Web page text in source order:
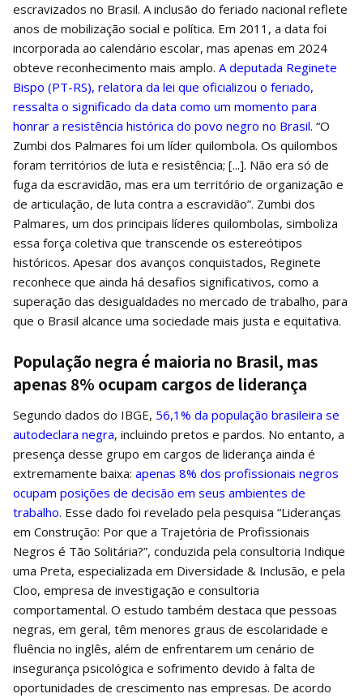
escravizados no Brasil. A inclusão do feriado nacional reflete
anos de mobilização social e política. Em 2011, a data foi
incorporada ao calendário escolar, mas apenas em 2024
obteve reconhecimento mais amplo. A deputada Reginete
Bispo (PT-RS), relatora da lei que oficializou o feriado,
ressalta o significado da data como um momento para
honrar a resistência histórica do povo negro no Brasil. “O
Zumbi dos Palmares foi um líder quilombola. Os quilombos
foram territórios de luta e resistência; [...]. Não era só de
fuga da escravidão, mas era um território de organização e
de articulação, de luta contra a escravidão”. Zumbi dos
Palmares, um dos principais líderes quilombolas, simboliza
essa força coletiva que transcende os estereótipos
históricos. Apesar dos avanços conquistados, Reginete
reconhece que ainda há desafios significativos, como a
superação das desigualdades no mercado de trabalho, para
que o Brasil alcance uma sociedade mais justa e equitativa.
População negra é maioria no Brasil, mas
apenas 8% ocupam cargos de liderança
Segundo dados do IBGE, 56,1% da população brasileira se
autodeclara negra, incluindo pretos e pardos. No entanto, a
presença desse grupo em cargos de liderança ainda é
extremamente baixa: apenas 8% dos profissionais negros
ocupam posições de decisão em seus ambientes de
trabalho. Esse dado foi revelado pela pesquisa “Lideranças
em Construção: Por que a Trajetória de Profissionais
Negros é Tão Solitária?”, conduzida pela consultoria Indique
uma Preta, especializada em Diversidade & Inclusão, e pela
Cloo, empresa de investigação e consultoria
comportamental. O estudo também destaca que pessoas
negras, em geral, têm menores graus de escolaridade e
fluência no inglês, além de enfrentarem um cenário de
insegurança psicológica e sofrimento devido à falta de
oportunidades de crescimento nas empresas. De acordo